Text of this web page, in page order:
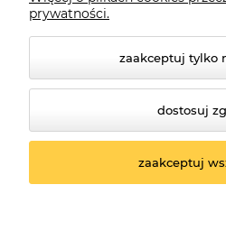
prywatności.
zaakceptuj tylko
dostosuj
zaakceptuj